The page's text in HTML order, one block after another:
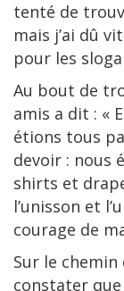
tenté de
mais j’ai dû
pour les
Au bout de
amis a dit : «
étions tous
devoir : nous
shirts et
l’unisson et
courage de
Sur le
constater